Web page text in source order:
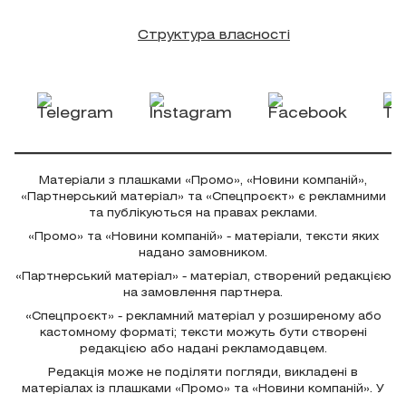
Структура власності
Матеріали з плашками «Промо», «Новини компаній»,
«Партнерський матеріал» та «Спецпроєкт» є рекламними
та публікуються на правах реклами.
«Промо» та «Новини компаній» - матеріали, тексти яких
надано замовником.
«Партнерський матеріал» - матеріал, створений редакцією
на замовлення партнера.
«Спецпроєкт» - рекламний матеріал у розширеному або
кастомному форматі; тексти можуть бути створені
редакцією або надані рекламодавцем.
Редакція може не поділяти погляди, викладені в
матеріалах із плашками «Промо» та «Новини компаній». У